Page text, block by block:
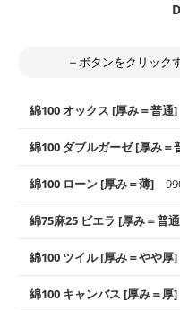
＋ボタンをクリック
綿100 オックス [厚み＝普通]
使いやすさNo.1！しなやか
高さがオックス生地の特徴
般にお使いいただけます。
※レッスンバッグ、上履き袋
綿100 ダブルガーゼ [厚み＝
柔らかくふんわりとした肌
チなど直接肌に触れるアイ
す。
・スタイ、おくるみなどの
綿100 ローン [厚み＝薄]
上質で薄手の平織りの生地
良さが魅力。透け感がある
綿75麻25 ビエラ [厚み＝普
コットン75％リネン25％の
りもふんわりとした柔らか
綿100 ツイル [厚み＝やや厚]
綿100 キャンバス [厚み＝厚]